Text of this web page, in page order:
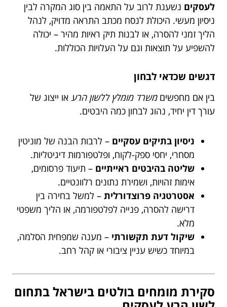
לעסקים נשענת לרוב על התאמה בין סוג המקרה לבין
ניסיון מעשי. היכולת לנסח מכתב התראה מדויק, לנהל
הליך זמני להסרה, או לבנות תיק ראיות מהיר – יכולה
להשפיע על תוצאות וגם על העלויות הכוללות.
דגשים שכדאי לבחון
בין אם מחפשיםמשרד מומלץ ללשון הרע או ייצוג של
עורך דין יחיד, נהוג לבחון כמה היבטים.
ניסיון בתיקים עסקיים – לרבות הבנה של מוניטין
מסחרי, יחסי ספק-לקוח, ופלטפורמות דיגיטליות.
שליטה בהיבטים ראייתיים – תיעוד פרסומים,
אימות זהויות, ושמירת נתונים רלוונטיים.
אסטרטגיה פרוצדורלית – למשל בחירה בין
דרישה להסרה, פנייה לפלטפורמה, או הליך משפטי
מלא.
שיקול דעת תקשורתי – מענה שמפחית הסלמה,
במיוחד כשיש עניין ציבורי או קהל רחב.
סקירת מומחים בולטים בישראל בתחום